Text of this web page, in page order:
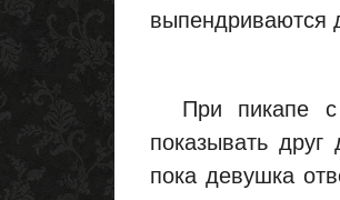
выпендриваются
При пикапе с
показывать
пока девушка